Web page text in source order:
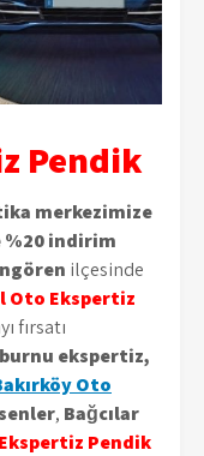
Pendik
merkezimize
indirim
ilçesinde
Oto Ekspertiz
fırsatı
ekspertiz,
Oto
, Bağcılar
Pendik